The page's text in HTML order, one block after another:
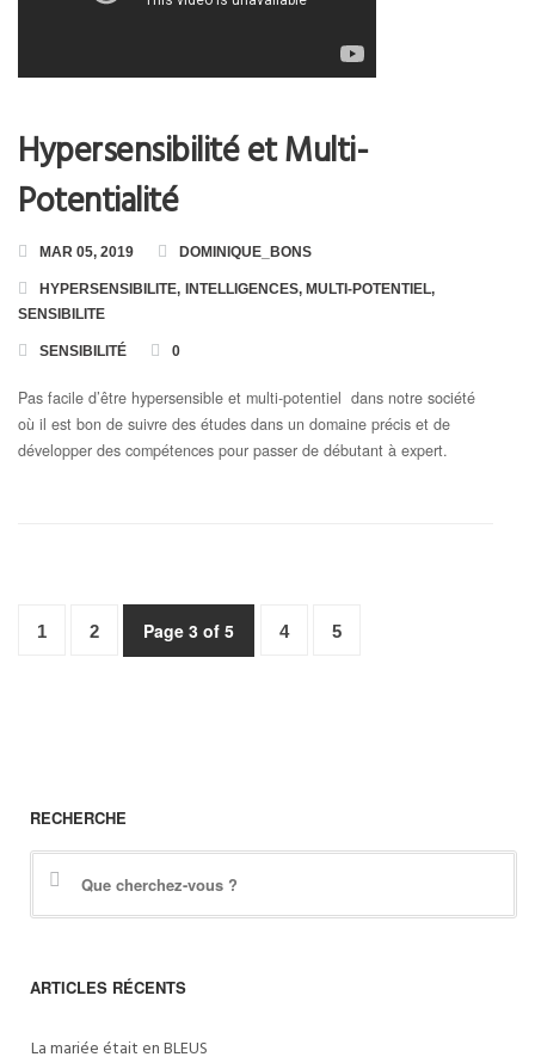
Hypersensibilité et Multi-
Potentialité
MAR 05, 2019 DOMINIQUE_BONS
HYPERSENSIBILITE, INTELLIGENCES, MULTI-POTENTIEL,
SENSIBILITE
SENSIBILITÉ 0
Pas facile d’être hypersensible et multi-potentiel dans notre société
où il est bon de suivre des études dans un domaine précis et de
développer des compétences pour passer de débutant à expert.
1 2 Page 3 of 5 4 5
RECHERCHE
ARTICLES RÉCENTS
La mariée était en BLEUS